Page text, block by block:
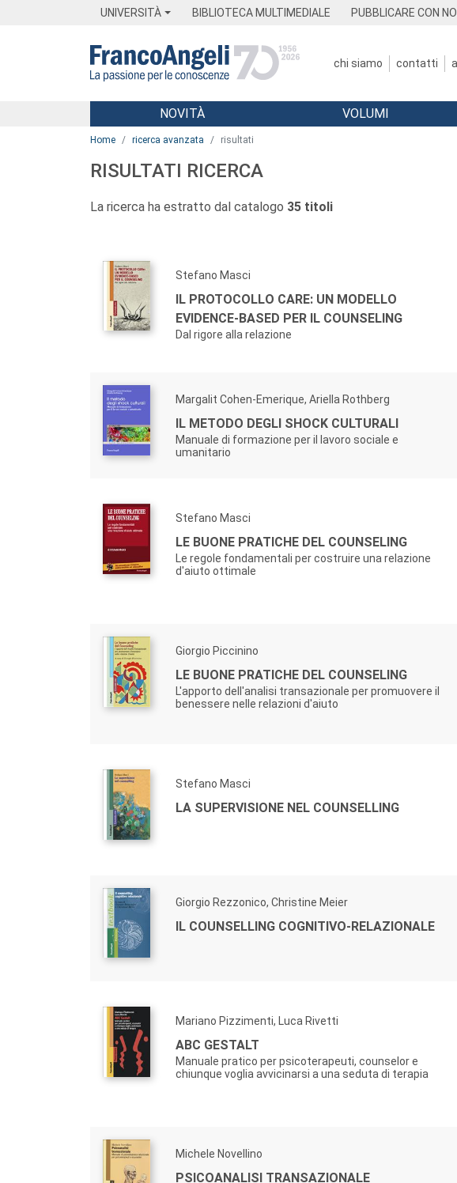
UNIVERSITÀ BIBLIOTECA MULTIMEDIALE PUBBLICARE CON NOI
chi siamo contatti
Menu
NOVITÀ VOLUMI
Home ricerca avanzata risultati
RISULTATI RICERCA
La ricerca ha estratto dal catalogo 35 titoli
Stefano Masci
IL PROTOCOLLO CARE: UN MODELLO
EVIDENCE-BASED PER IL COUNSELING
Dal rigore alla relazione
Margalit Cohen-Emerique, Ariella Rothberg
IL METODO DEGLI SHOCK CULTURALI
Manuale di formazione per il lavoro sociale e
umanitario
Stefano Masci
LE BUONE PRATICHE DEL COUNSELING
Le regole fondamentali per costruire una relazione
d'aiuto ottimale
Giorgio Piccinino
LE BUONE PRATICHE DEL COUNSELING
L'apporto dell'analisi transazionale per promuovere il
benessere nelle relazioni d'aiuto
Stefano Masci
LA SUPERVISIONE NEL COUNSELLING
Giorgio Rezzonico, Christine Meier
IL COUNSELLING COGNITIVO-RELAZIONALE
Mariano Pizzimenti, Luca Rivetti
ABC GESTALT
Manuale pratico per psicoterapeuti, counselor e
chiunque voglia avvicinarsi a una seduta di terapia
Michele Novellino
PSICOANALISI TRANSAZIONALE